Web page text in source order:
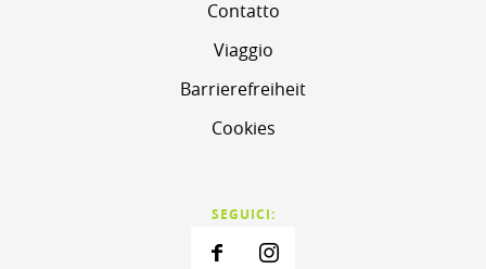
Contatto
Viaggio
Barrierefreiheit
Cookies
SEGUICI: